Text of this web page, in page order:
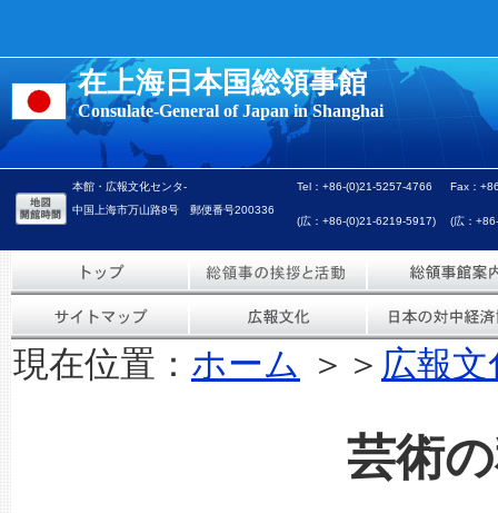
在上海日本国総領事館
Consulate-General of Japan in Shanghai
本館・広報文化センタ- Tel：+86-(0)21-5257-4766
Fax：
中国上海市万山路8号 郵便番号200336
(広：+86-(0)21-6219-5917)
(広：
現在位置： ホーム ＞＞ 広報
芸術